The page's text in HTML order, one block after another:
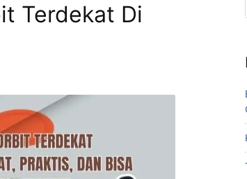
Terdekat Di